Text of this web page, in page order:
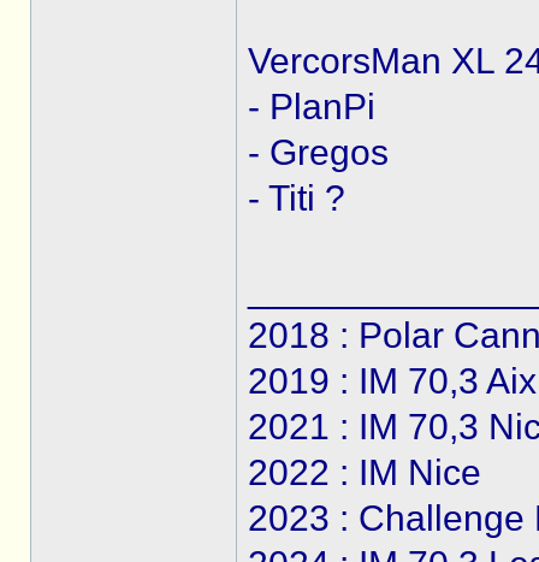
VercorsMan XL
- PlanPi
- Gregos
- Titi ?
2018 : Polar
2019 : IM 70,3
2021 : IM 70,3
2022 : IM Nice
2023 : Challenge